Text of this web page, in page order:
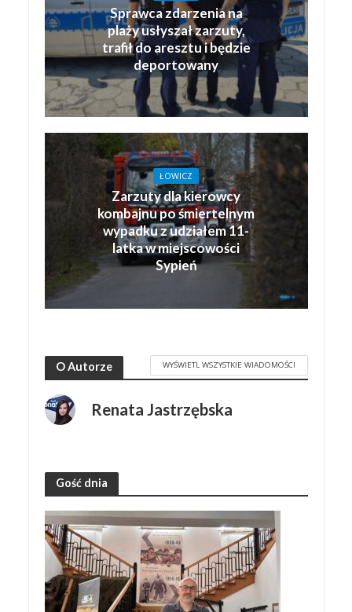
Sprawca zdarzenia na
plaży usłyszał zarzuty,
trafił do aresztu i będzie
deportowany
ŁOWICZ
Zarzuty dla kierowcy
kombajnu po śmiertelnym
wypadku z udziałem 11-
latka w miejscowości
Sypień
O Autorze WYŚWIETL WSZYSTKIE WIADOMOŚCI
Renata Jastrzębska
Gość dnia